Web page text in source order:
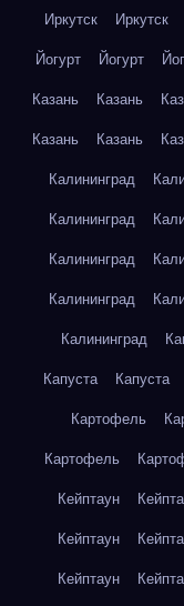
Иркутск
Иркутск
Йогурт
Йогурт
Казань
Казань
Казань
Казань
Калининград
Калининград
Калининград
Калининград
Калининград
Капуста
Капуста
Картофель
Картофель
Кейптаун
Кейптаун
Кейптаун